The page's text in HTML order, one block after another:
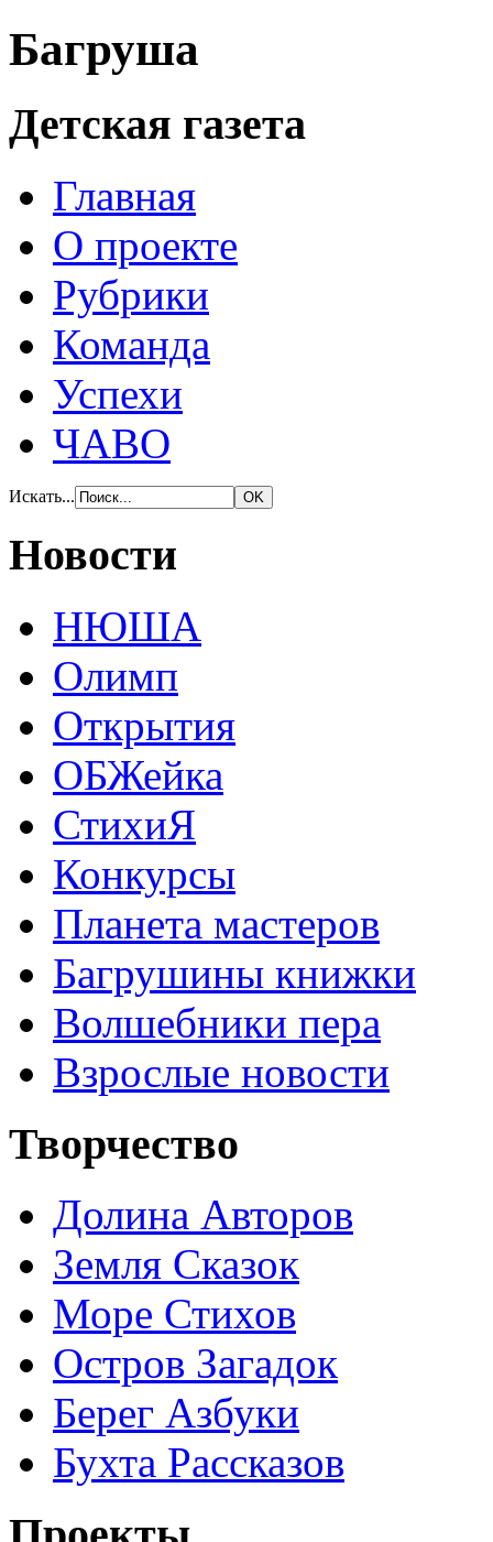
Багруша
Детская газета
Главная
О проекте
Рубрики
Команда
Успехи
ЧАВО
Искать...
Новости
НЮША
Олимп
Открытия
ОБЖейка
СтихиЯ
Конкурсы
Планета мастеров
Багрушины книжки
Волшебники пера
Взрослые новости
Творчество
Долина Авторов
Земля Сказок
Море Стихов
Остров Загадок
Берег Азбуки
Бухта Рассказов